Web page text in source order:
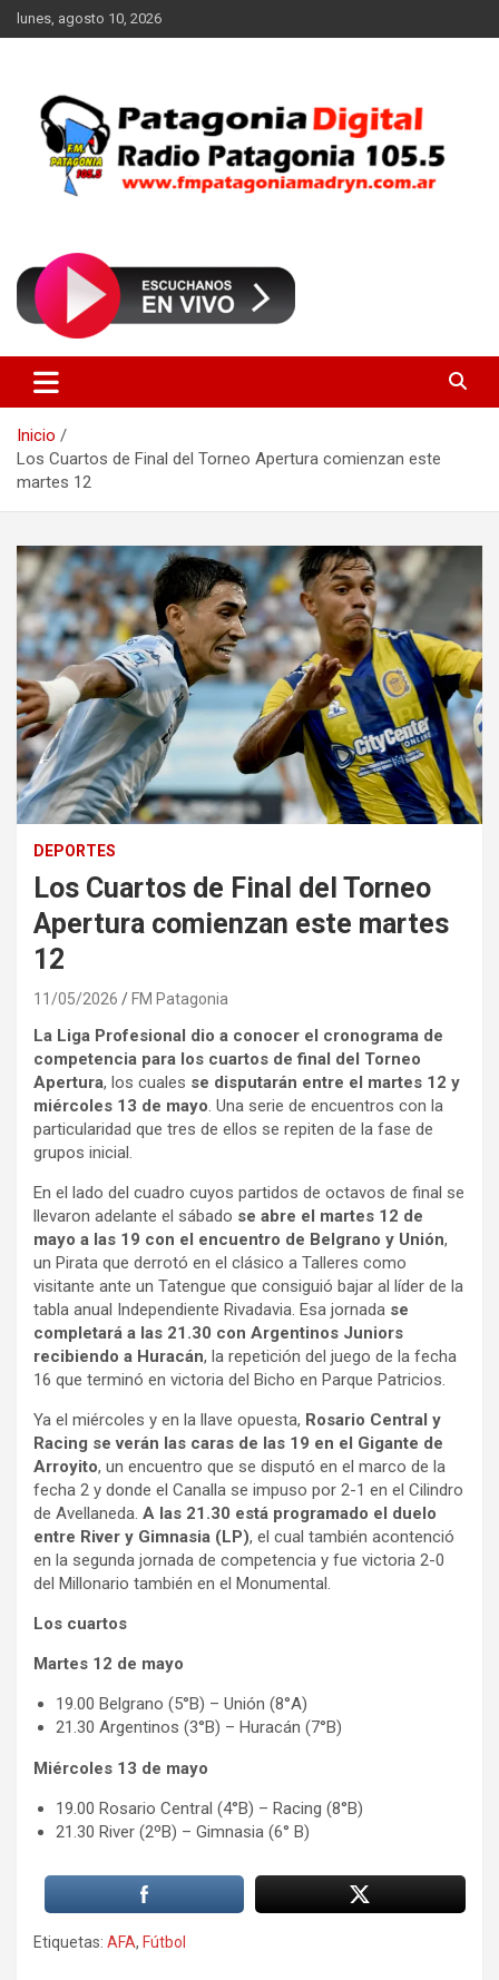
Saltar
al
lunes, agosto 10, 2026
FM Patagonia Madryn
Inicio
Los Cuartos de Final del Torneo Apertura comienzan este
martes 12
DEPORTES
Los Cuartos de Final del Torneo
Apertura comienzan este martes
12
11/05/2026 FM Patagonia
La Liga Profesional dio a conocer el cronograma de
competencia para los cuartos de final del Torneo
Apertura, los cuales se disputarán entre el martes 12 y
miércoles 13 de mayo. Una serie de encuentros con la
particularidad que tres de ellos se repiten de la fase de
grupos inicial.
En el lado del cuadro cuyos partidos de octavos de final se
llevaron adelante el sábado se abre el martes 12 de
mayo a las 19 con el encuentro de Belgrano y Unión,
un Pirata que derrotó en el clásico a Talleres como
visitante ante un Tatengue que consiguió bajar al líder de la
tabla anual Independiente Rivadavia. Esa jornada se
completará a las 21.30 con Argentinos Juniors
recibiendo a Huracán, la repetición del juego de la fecha
16 que terminó en victoria del Bicho en Parque Patricios.
Ya el miércoles y en la llave opuesta, Rosario Central y
Racing se verán las caras de las 19 en el Gigante de
Arroyito, un encuentro que se disputó en el marco de la
fecha 2 y donde el Canalla se impuso por 2-1 en el Cilindro
de Avellaneda. A las 21.30 está programado el duelo
entre River y Gimnasia (LP), el cual también acontenció
en la segunda jornada de competencia y fue victoria 2-0
del Millonario también en el Monumental.
Los cuartos
Martes 12 de mayo
19.00 Belgrano (5°B) – Unión (8°A)
21.30 Argentinos (3°B) – Huracán (7°B)
Miércoles 13 de mayo
19.00 Rosario Central (4°B) – Racing (8°B)
21.30 River (2ºB) – Gimnasia (6° B)
Etiquetas: AFA, Fútbol